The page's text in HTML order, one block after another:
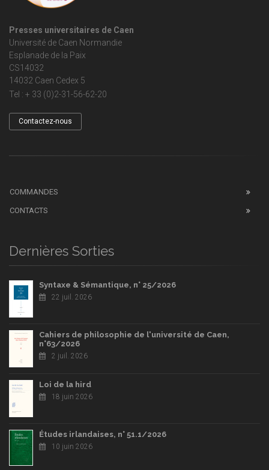
Presses universitaires de Caen
Université de Caen Normandie
Esplanade de la Paix
CS14032
14032 Caen Cedex 5
Tel : + 33 (0)2-31-56-62-20
Contactez-nous
COMMANDES
CONTACTS
Dernières Sorties
Syntaxe & Sémantique, n° 25/2026
22 juil. 2026
Cahiers de philosophie de l'université de Caen,
n°63/2026
2 juil. 2026
Loi de la hird
18 juin 2026
Études irlandaises, n° 51.1/2026
10 juin 2026